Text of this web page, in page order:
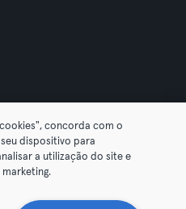
Trek hier je contract terug
concorda com o
dispositivo para
a utilização do site e
marketing.